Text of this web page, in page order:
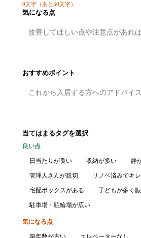
0文字 （あと50文字）
気になる点
おすすめポイント
当てはまるタグを選択
良い点
日当たりが良い 収納が多い 静
管理人さんが親切 リノベ済みでキ
宅配ボックスがある 子どもが多く
駐車場・駐輪場が広い
気になる点
築年数が古い エレベーターなし